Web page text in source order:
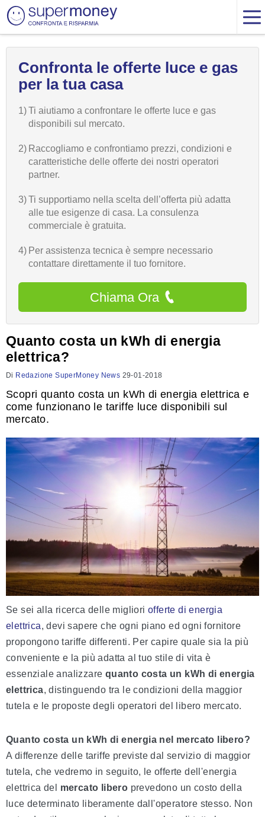
Confronta le offerte luce e gas
per la tua casa
1)Ti aiutiamo a confrontare le offerte luce e gas
disponibili sul mercato.
2) Raccogliamo e confrontiamo prezzi, condizioni e
caratteristiche delle offerte dei nostri operatori
partner.
3)Ti supportiamo nella scelta dell’offerta più adatta
alle tue esigenze di casa. La consulenza
commerciale è gratuita.
4) Per assistenza tecnica è sempre necessario
contattare direttamente il tuo fornitore.
Chiama Ora
Quanto costa un kWh di energia
elettrica?
Di Redazione SuperMoney News 29-01-2018
Scopri quanto costa un kWh di energia elettrica e
come funzionano le tariffe luce disponibili sul
mercato.
Se sei alla ricerca delle migliori offerte di energia
elettrica, devi sapere che ogni piano ed ogni fornitore
propongono tariffe differenti. Per capire quale sia la più
conveniente e la più adatta al tuo stile di vita è
essenziale analizzare quanto costa un kWh di energia
elettrica, distinguendo tra le condizioni della maggior
tutela e le proposte degli operatori del libero mercato.
Quanto costa un kWh di energia nel mercato libero?
A differenze delle tariffe previste dal servizio di maggior
tutela, che vedremo in seguito, le offerte dell'energia
elettrica del mercato libero prevedono un costo della
luce determinato liberamente dall'operatore stesso. Non